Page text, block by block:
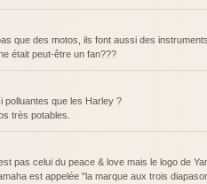
que des motos, ils font aussi des
était peut-être un fan???
polluantes que les Harley ?
très potables.
pas celui du peace & love mais le logo de
est appelée "la marque aux trois